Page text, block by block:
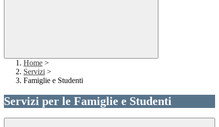
Home >
Servizi >
Famiglie e Studenti
Servizi per le Famiglie e Studenti